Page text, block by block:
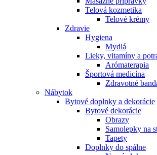
Telová kozmetika
Telové krémy
Zdravie
Hygiena
Mydlá
Lieky, vitamíny a
Arómaterapia
Športová medicína
Zdravotné
Nábytok
Bytové doplnky a dekorácie
Bytové dekorácie
Obrazy
Samolepky na
Tapety
Doplnky do spálne